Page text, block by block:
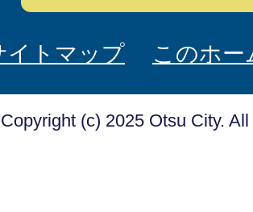
イトマップ このホ
Copyright (c) 2025 Otsu City.